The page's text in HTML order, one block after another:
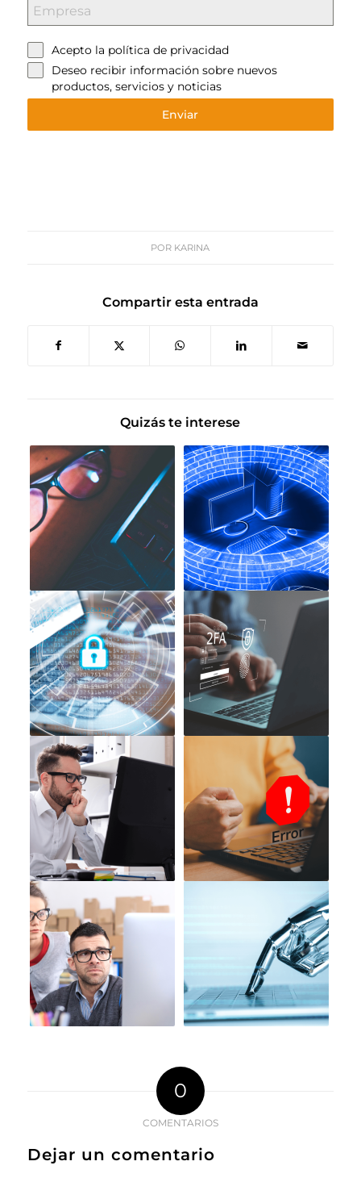
Acepto la política de privacidad
Deseo recibir información sobre nuevos
productos, servicios y noticias
Enviar
POR KARINA
Compartir esta entrada
Quizás te interese
0
COMENTARIOS
Dejar un comentario